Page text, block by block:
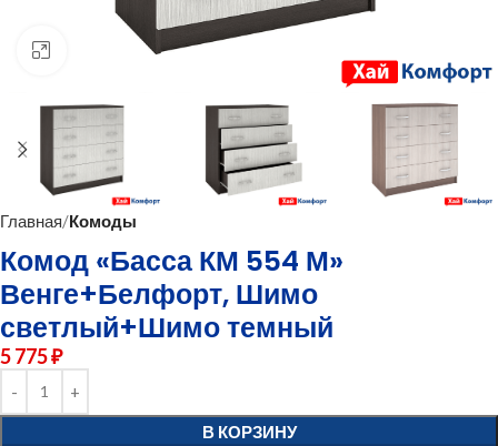
нажмите для увеличения
Главная Комоды
Комод «Басса КМ 554 М»
Венге+Белфорт, Шимо
светлый+Шимо темный
5 775₽
В КОРЗИНУ